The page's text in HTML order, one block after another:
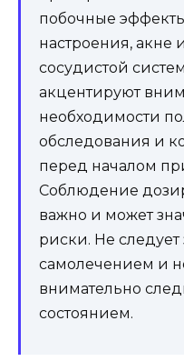
побочные
настроения, акне
сосудистой
акцентируют
необходимости
обследования и
перед началом
Соблюдение
важно и может
риски. Не следует
самолечением и
внимательно
состоянием.